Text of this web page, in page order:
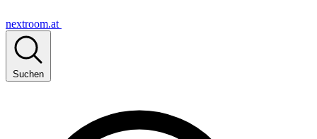
nextroom.at
Suchen